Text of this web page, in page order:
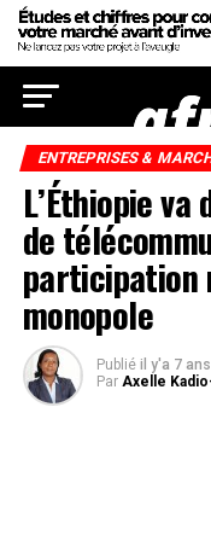
ENTREPRISES &
L’Éthiopie
de
participation
monopole
Publié il y'a 7 ans
Par Axelle